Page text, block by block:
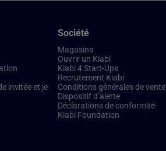
invitée et je
Société
Magasins
Ouvrir un Kiabi
Kiabi 4 Start-Ups
Recrutement Kiabi
Conditions générales de vente
Dispositif d’alerte
Déclarations de conformité
Kiabi Foundation